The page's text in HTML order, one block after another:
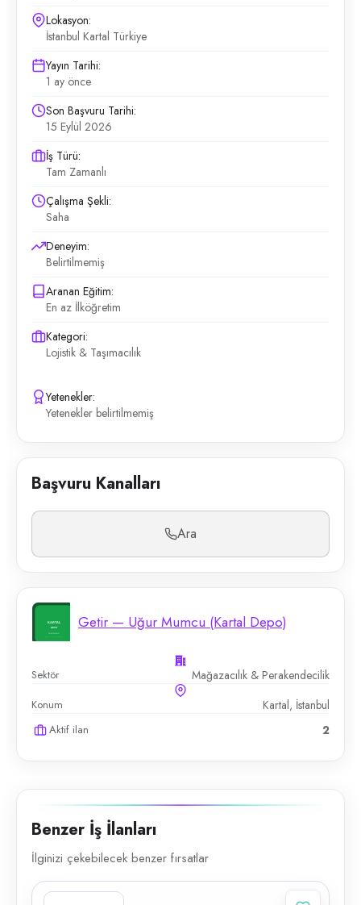
Lokasyon:
İstanbul Kartal Türkiye
Yayın Tarihi:
1 ay önce
Son Başvuru Tarihi:
15 Eylül 2026
İş Türü:
Tam Zamanlı
Çalışma Şekli:
Saha
Deneyim:
Belirtilmemiş
Aranan Eğitim:
En az İlköğretim
Kategori:
Lojistik & Taşımacılık
Yetenekler:
Yetenekler belirtilmemiş
Başvuru Kanalları
Ara
Getir — Uğur Mumcu (Kartal Depo)
Sektör Mağazacılık & Perakendecilik
Konum Kartal, İstanbul
Aktif ilan 2
Benzer İş İlanları
İlginizi çekebilecek benzer fırsatlar